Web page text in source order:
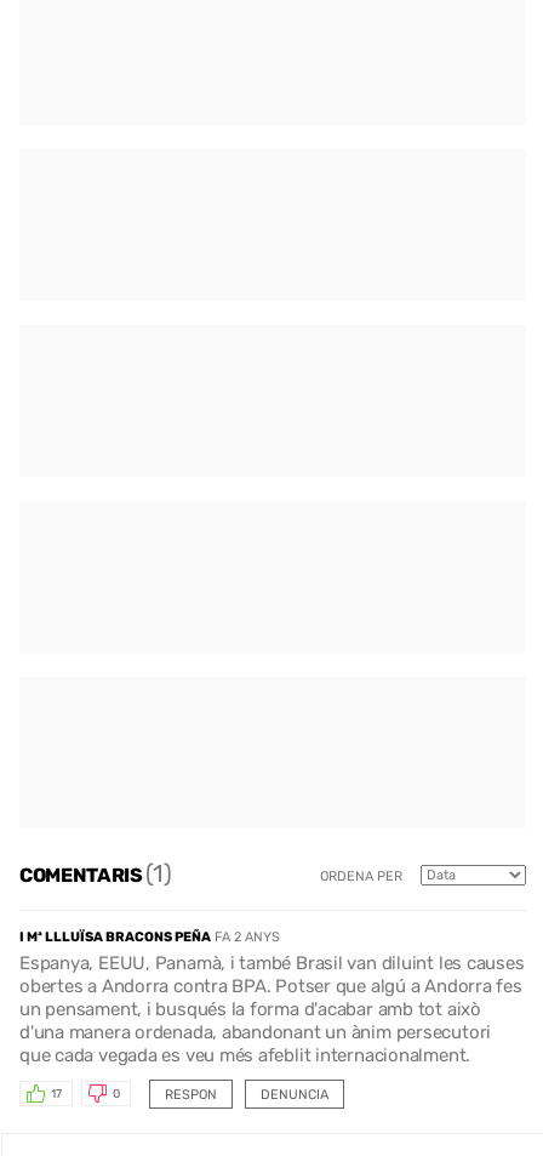
COMENTARIS(1) ORDENA PER
I Mª LLLUÏSA BRACONS PEÑA FA 2 ANYS
Espanya, EEUU, Panamà, i també Brasil van diluint les causes
obertes a Andorra contra BPA. Potser que algú a Andorra fes
un pensament, i busqués la forma d'acabar amb tot això
d'una manera ordenada, abandonant un ànim persecutori
que cada vegada es veu més afeblit internacionalment.
RESPON
17 0 DENUNCIA